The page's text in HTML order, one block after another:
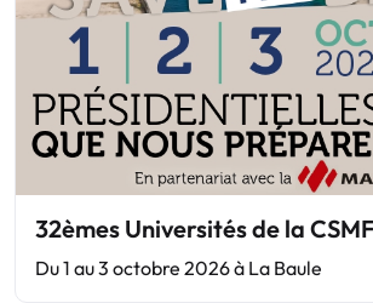
32èmes Universités de la CSMF
Du 1 au 3 octobre 2026 à La Baule